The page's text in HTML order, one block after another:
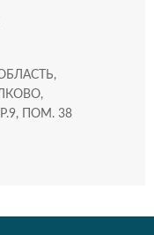
ПОМ. 38